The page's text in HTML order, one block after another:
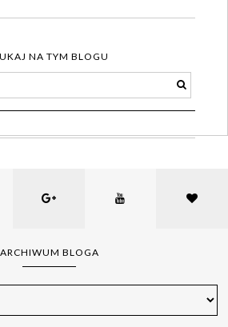
NA TYM BLOGU
ARCHIWUM BLOGA